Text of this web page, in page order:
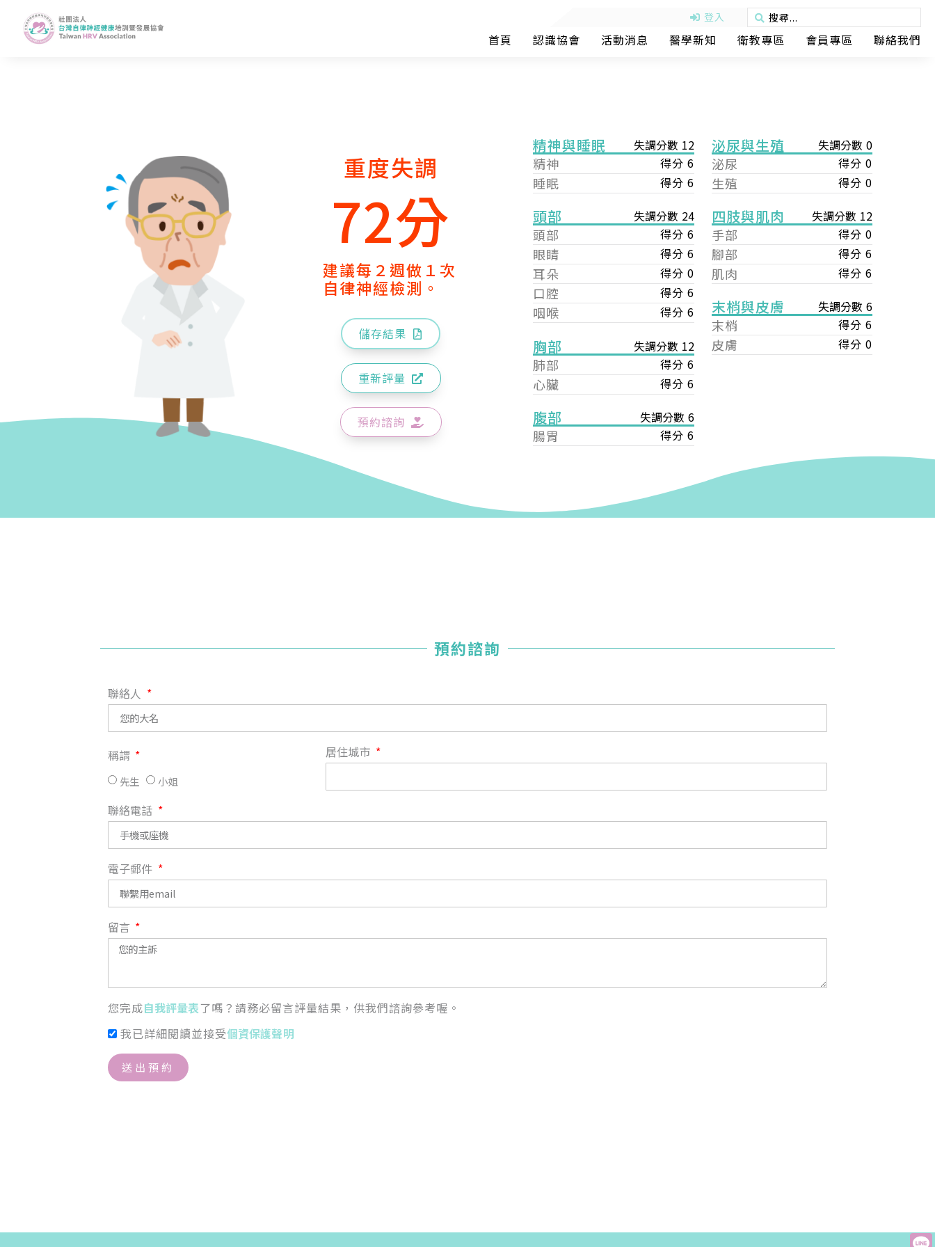
登入
首頁 認識協會 活動消息 醫學新知 衛教專區 會員專區 聯絡我們
重度失調
72分
建議每２週做１次
自律神經檢測。
儲存結果
重新評量
預約諮詢
精神與睡眠 失調分數 12
精神 得分 6
睡眠 得分 6
頭部 失調分數 24
頭部 得分 6
眼睛 得分 6
耳朵 得分 0
口腔 得分 6
咽喉 得分 6
胸部 失調分數 12
肺部 得分 6
心臟 得分 6
腹部 失調分數 6
腸胃 得分 6
泌尿與生殖 失調分數 0
泌尿 得分 0
生殖 得分 0
四肢與肌肉 失調分數 12
手部 得分 0
腳部 得分 6
肌肉 得分 6
末梢與皮膚 失調分數 6
末梢 得分 6
皮膚 得分 0
預約諮詢
聯絡人
稱謂
先生 小姐
居住城市
聯絡電話
電子郵件
留言
您完成自我評量表了嗎？請務必留言評量結果，供我們諮詢參考喔。
我已詳細閱讀並接受個資保護聲明
送出預約
您好，您的會員申請，已成功送出，經本協會理事會審核
【會費】
入會費新臺幣1200元，於會員入會時繳納；常年會費1200
元，於每年度繳納。
戶名: 社團法人台灣自律神經健康培訓暨發展協會